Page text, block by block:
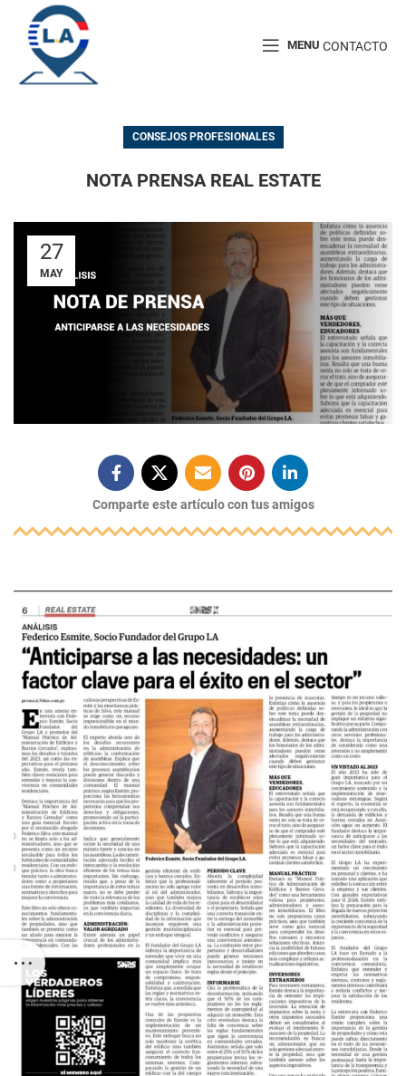
MENU CONTACTO
CONSEJOS PROFESIONALES
NOTA PRENSA REAL ESTATE
27
MAY
Comparte este artículo con tus amigos